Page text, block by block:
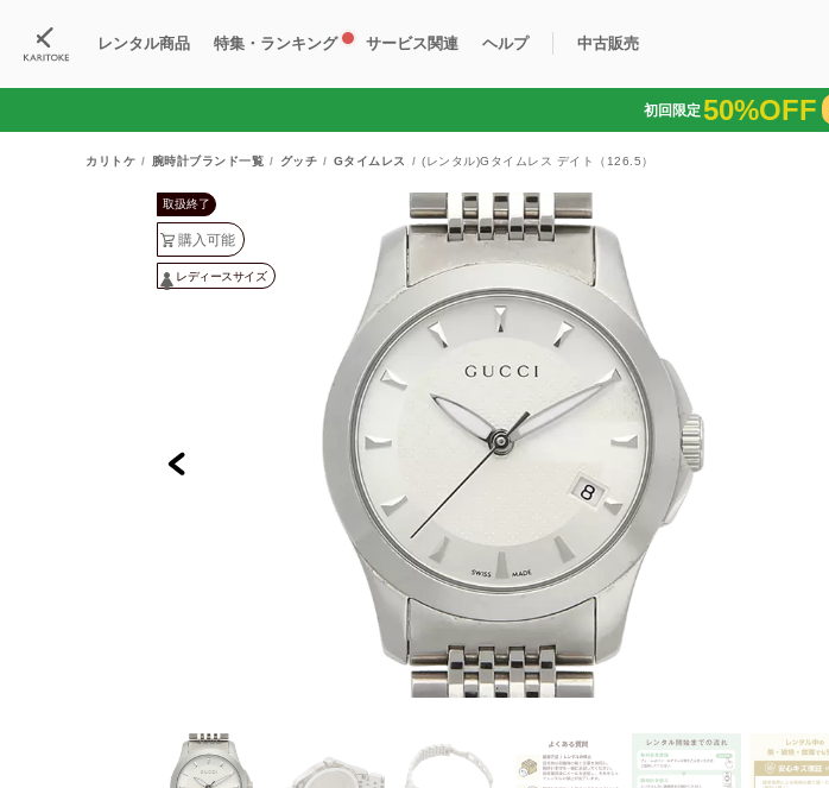
レンタル商品
購入可能商品
特集・ランキング サービス関連
カリトケとは？
ヘルプ
Q&A
中古販売
中古販売商品 ブランド一覧
初回限定50%OFF
カリトケ 腕時計ブランド一覧 グッチ Gタイムレス (レンタル)Gタイムレス デイト（126.5）
取扱終了
購入可能
レディースサイズ